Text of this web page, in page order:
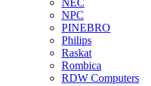
NEC
NPC
PINEBRO
Philips
Raskat
Rombica
RDW Computers